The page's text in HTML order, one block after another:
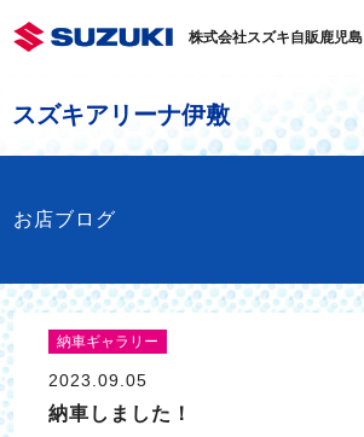
株式会社スズキ自販鹿児島
スズキアリーナ伊敷
お店ブログ
納車ギャラリー
2023.09.05
納車しました！